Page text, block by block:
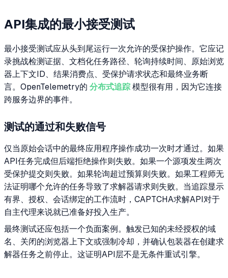
API集成的最小接受测试
最小接受测试应从头到尾运行一次允许的受保护操作。它应记
录挑战检测证据、文档化任务路径、轮询持续时间、原始浏览
器上下文ID、结果消费点、受保护请求状态和最终业务断
言。OpenTelemetry的 分布式追踪 模型很有用，因为它连接
跨服务边界的事件。
测试的通过和失败信号
仅当原始会话中的最终应用程序操作成功一次时才通过。如果
API任务完成但后端拒绝操作则失败。如果一个源项发生两次
受保护提交则失败。如果轮询超过预算则失败。如果工程师无
法证明哪个允许的任务导致了求解器请求则失败。当追踪显示
有界、授权、会话绑定的工作流时，CAPTCHA求解API对于
自主代理来说就已准备好投入生产。
最终测试还应包括一个负面案例。触发已知的未经授权的域
名、关闭的浏览器上下文或强制冷却，并确认包装器在创建求
解器任务之前停止。这证明API层不是无条件重试引擎。